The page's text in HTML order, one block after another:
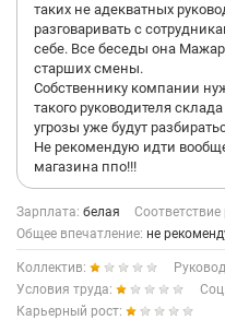
таких не адекватных
разговаривать с
себе. Все беседы она
старших смены.
Собственнику компании
такого руководителя
угрозы уже будут
Не рекомендую идти
магазина ппо!!!
Зарплата: белая Соответствие
Общее впечатление: не
Коллектив:
Условия труда:
Карьерный рост: